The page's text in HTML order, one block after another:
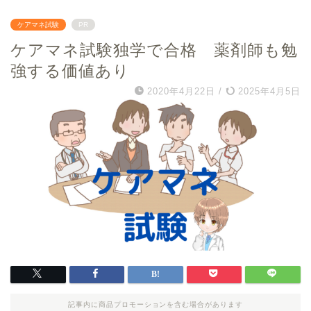
ケアマネ試験 PR
ケアマネ試験独学で合格 薬剤師も勉
強する価値あり
2020年4月22日 / 2025年4月5日
記事内に商品プロモーションを含む場合があります